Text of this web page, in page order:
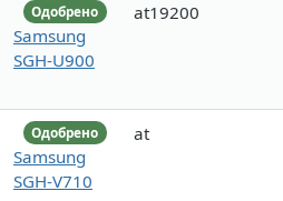
Одобрено
Samsung
SGH-U900
at19200
Одобрено
Samsung
SGH-V710
at